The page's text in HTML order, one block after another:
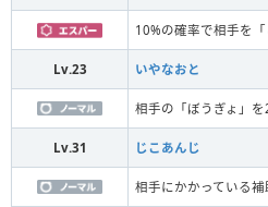
10%の確率で相手を
Lv.23 いやなおと
相手の「ぼうぎょ」を
Lv.31 じこあんじ
相手にかかっている